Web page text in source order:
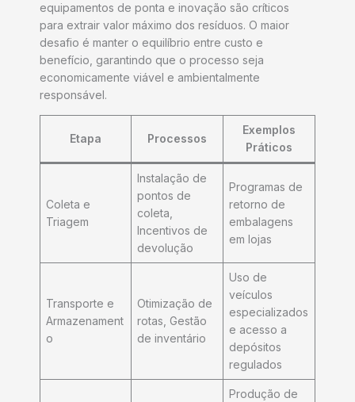
equipamentos de ponta e inovação são críticos
para extrair valor máximo dos resíduos. O maior
desafio é manter o equilíbrio entre custo e
benefício, garantindo que o processo seja
economicamente viável e ambientalmente
responsável.
Etapa Processos
Exemplos
Práticos
Coleta e
Triagem
Instalação de
pontos de
coleta,
Incentivos de
devolução
Programas de
retorno de
embalagens
em lojas
Transporte e
Armazenament
o
Otimização de
rotas, Gestão
de inventário
Uso de
veículos
especializados
e acesso a
depósitos
regulados
Produção de